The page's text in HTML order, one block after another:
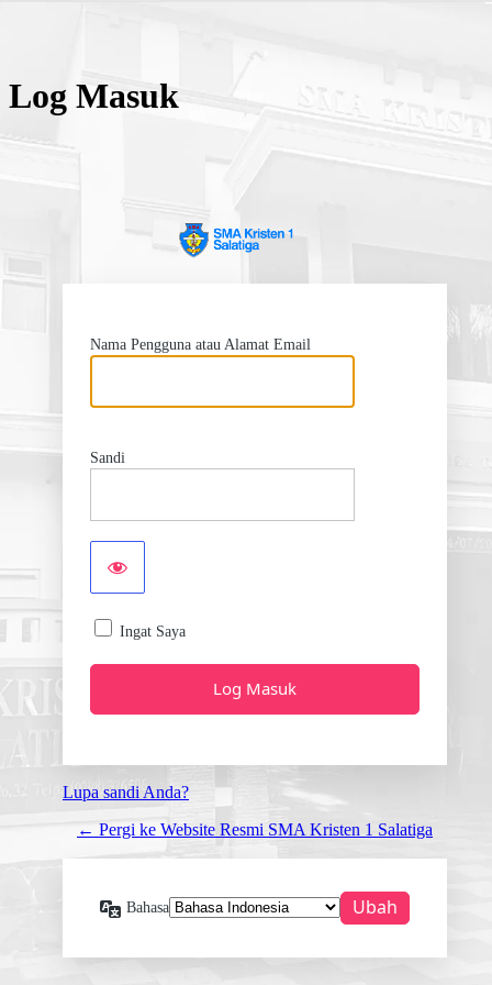
Log Masuk
Nama Pengguna atau Alamat Email
Sandi
Ingat Saya
Lupa sandi Anda?
← Pergi ke Website Resmi SMA Kristen 1 Salatiga
Bahasa